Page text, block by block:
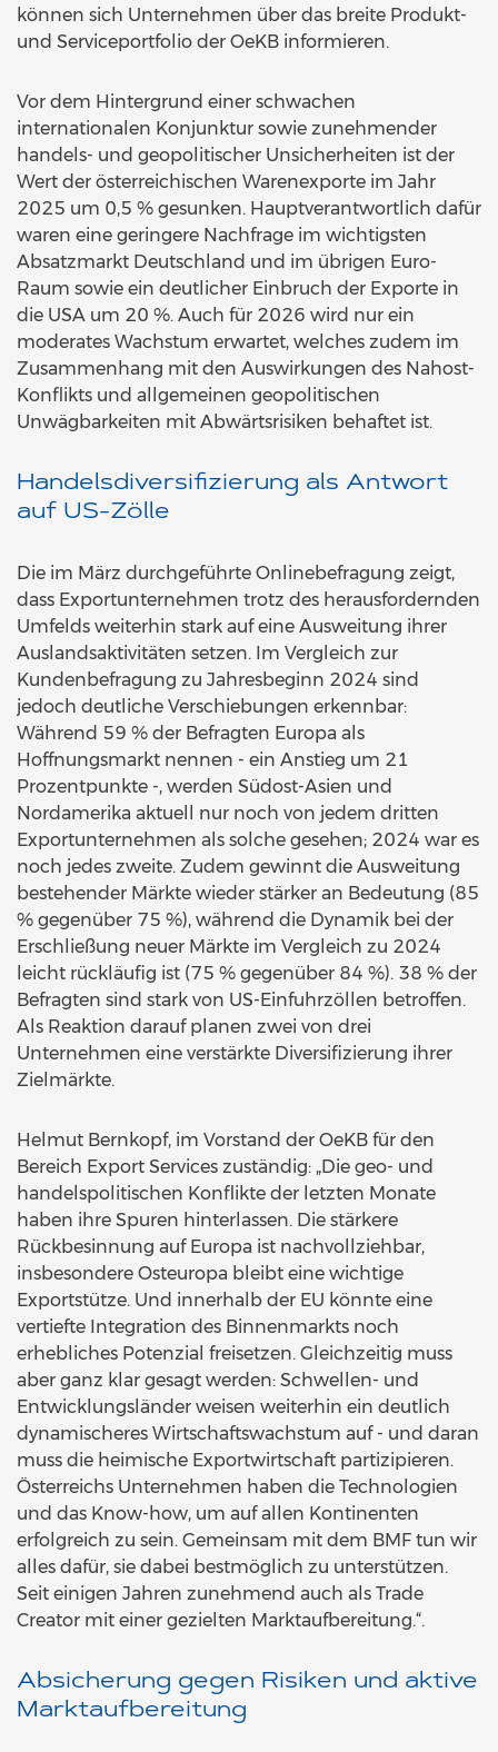
können sich Unternehmen über das breite Produkt-
und Serviceportfolio der OeKB informieren.
Vor dem Hintergrund einer schwachen
internationalen Konjunktur sowie zunehmender
handels- und geopolitischer Unsicherheiten ist der
Wert der österreichischen Warenexporte im Jahr
2025 um 0,5 % gesunken. Hauptverantwortlich dafür
waren eine geringere Nachfrage im wichtigsten
Absatzmarkt Deutschland und im übrigen Euro-
Raum sowie ein deutlicher Einbruch der Exporte in
die USA um 20 %. Auch für 2026 wird nur ein
moderates Wachstum erwartet, welches zudem im
Zusammenhang mit den Auswirkungen des Nahost-
Konflikts und allgemeinen geopolitischen
Unwägbarkeiten mit Abwärtsrisiken behaftet ist.
Handelsdiversifizierung als Antwort
auf US-Zölle
Die im März durchgeführte Onlinebefragung zeigt,
dass Exportunternehmen trotz des herausfordernden
Umfelds weiterhin stark auf eine Ausweitung ihrer
Auslandsaktivitäten setzen. Im Vergleich zur
Kundenbefragung zu Jahresbeginn 2024 sind
jedoch deutliche Verschiebungen erkennbar:
Während 59 % der Befragten Europa als
Hoffnungsmarkt nennen - ein Anstieg um 21
Prozentpunkte -, werden Südost-Asien und
Nordamerika aktuell nur noch von jedem dritten
Exportunternehmen als solche gesehen; 2024 war es
noch jedes zweite. Zudem gewinnt die Ausweitung
bestehender Märkte wieder stärker an Bedeutung (85
% gegenüber 75 %), während die Dynamik bei der
Erschließung neuer Märkte im Vergleich zu 2024
leicht rückläufig ist (75 % gegenüber 84 %). 38 % der
Befragten sind stark von US-Einfuhrzöllen betroffen.
Als Reaktion darauf planen zwei von drei
Unternehmen eine verstärkte Diversifizierung ihrer
Zielmärkte.
Helmut Bernkopf, im Vorstand der OeKB für den
Bereich Export Services zuständig: „Die geo- und
handelspolitischen Konflikte der letzten Monate
haben ihre Spuren hinterlassen. Die stärkere
Rückbesinnung auf Europa ist nachvollziehbar,
insbesondere Osteuropa bleibt eine wichtige
Exportstütze. Und innerhalb der EU könnte eine
vertiefte Integration des Binnenmarkts noch
erhebliches Potenzial freisetzen. Gleichzeitig muss
aber ganz klar gesagt werden: Schwellen- und
Entwicklungsländer weisen weiterhin ein deutlich
dynamischeres Wirtschaftswachstum auf - und daran
muss die heimische Exportwirtschaft partizipieren.
Österreichs Unternehmen haben die Technologien
und das Know-how, um auf allen Kontinenten
erfolgreich zu sein. Gemeinsam mit dem BMF tun wir
alles dafür, sie dabei bestmöglich zu unterstützen.
Seit einigen Jahren zunehmend auch als Trade
Creator mit einer gezielten Marktaufbereitung.“.
Absicherung gegen Risiken und aktive
Marktaufbereitung